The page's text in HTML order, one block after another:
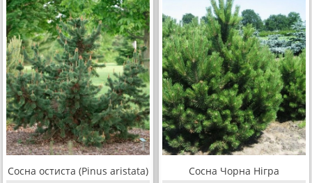
Сосна остиста (Pinus aristata) Сосна Чорна Нігра